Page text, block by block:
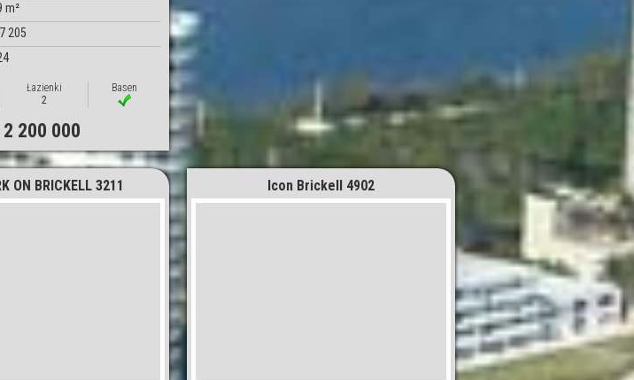
m²
205
Łazienki
2
Basen
2 200 000
ON BRICKELL 3211 Icon Brickell 4902